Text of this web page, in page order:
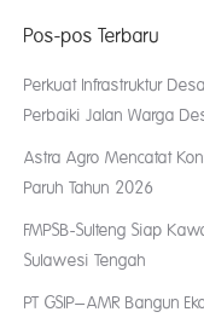
Pos-pos Terbaru
Perkuat Infrastruktur
Perbaiki Jalan Warga
Astra Agro Mencatat
Paruh Tahun 2026
FMPSB-Sulteng Siap
Sulawesi Tengah
PT GSIP–AMR Bangun